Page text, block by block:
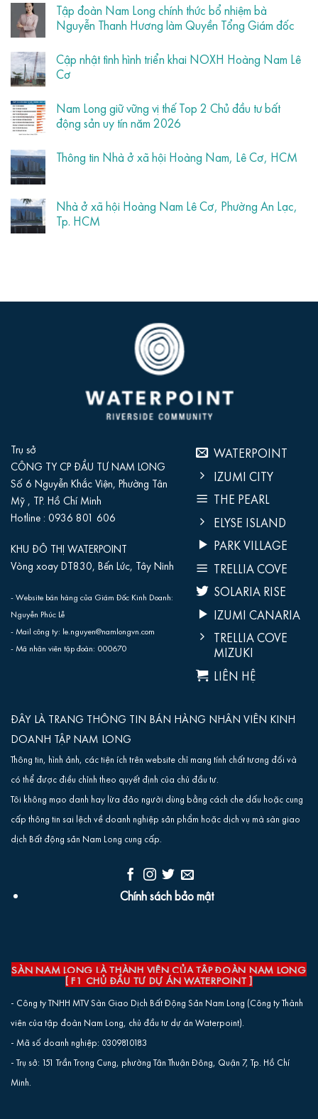
Tập đoàn Nam Long chính thức bổ nhiệm bà
Nguyễn Thanh Hương làm Quyền Tổng Giám đốc
Cập nhật tình hình triển khai NOXH Hoàng Nam Lê
Cơ
Nam Long giữ vững vị thế Top 2 Chủ đầu tư bất
động sản uy tín năm 2026
Thông tin Nhà ở xã hội Hoàng Nam, Lê Cơ, HCM
Nhà ở xã hội Hoàng Nam Lê Cơ, Phường An Lạc,
Tp. HCM
Trụ sở
CÔNG TY CP ĐẦU TƯ NAM LONG
Số 6 Nguyễn Khắc Viện, Phường Tân
Mỹ , TP. Hồ Chí Minh
Hotline : 0936 801 606‬
KHU ĐÔ THỊ WATERPOINT
Vòng xoay DT830, Bến Lức, Tây Ninh
- Website bán hàng của Giám Đốc Kinh Doanh:
Nguyễn Phúc Lễ
- Mail công ty: le.nguyen@namlongvn.com
- Mã nhân viên tập đoàn: 000670
WATERPOINT
IZUMI CITY
THE PEARL
ELYSE ISLAND
PARK VILLAGE
TRELLIA COVE
SOLARIA RISE
IZUMI CANARIA
TRELLIA COVE
MIZUKI
LIÊN HỆ
ĐÂY LÀ TRANG THÔNG TIN BÁN HÀNG NHÂN VIÊN KINH
DOANH TẬP NAM LONG
Thông tin, hình ảnh, các tiện ích trên website chỉ mang tính chất tương đối và
có thể được điều chỉnh theo quyết định của chủ đầu tư.
Tôi không mạo danh hay lừa đảo người dùng bằng cách che dấu hoặc cung
cấp thông tin sai lệch về doanh nghiệp sản phẩm hoặc dịch vụ mà sàn giao
dịch Bất động sản Nam Long cung cấp.
Chính sách bảo mật
SÀN NAM LONG LÀ THÀNH VIÊN CỦA TẬP ĐOÀN NAM LONG
[ F1 CHỦ ĐẦU TƯ DỰ ÁN WATERPOINT ]
- Công ty TNHH MTV Sàn Giao Dịch Bất Động Sản Nam Long (Công ty Thành
viên của tập đoàn Nam Long, chủ đầu tư dự án Waterpoint).
- Mã số doanh nghiệp: 0309810183
- Trụ sở: 151 Trần Trọng Cung, phường Tân Thuận Đông, Quận 7, Tp. Hồ Chí
Minh.